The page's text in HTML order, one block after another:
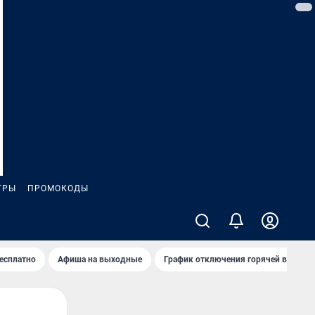
ПРОМОКОДЫ
Афиша на выходные График отключения горячей воды в